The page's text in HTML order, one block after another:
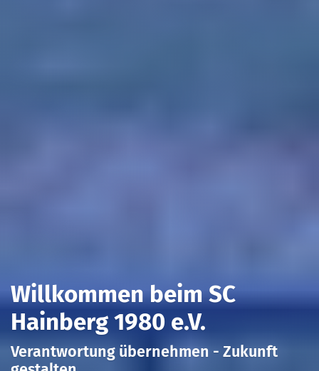
Willkommen beim SC
Hainberg 1980 e.V.
Verantwortung übernehmen - Zukunft